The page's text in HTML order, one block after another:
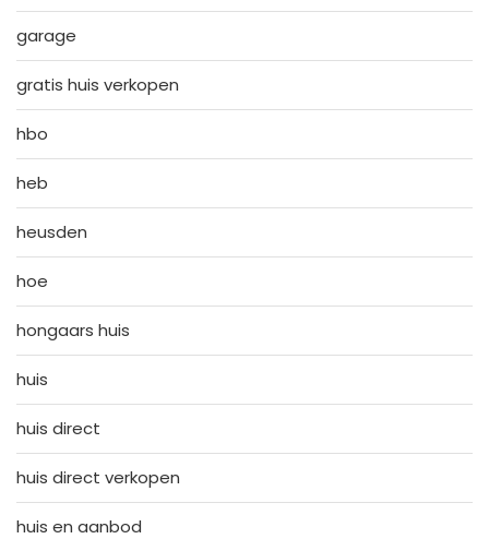
garage
gratis huis verkopen
hbo
heb
heusden
hoe
hongaars huis
huis
huis direct
huis direct verkopen
huis en aanbod